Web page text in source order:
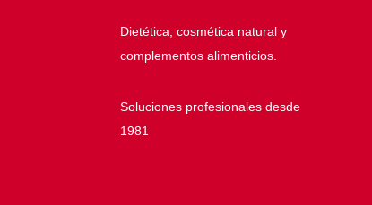
Dietética, cosmética natural y
complementos alimenticios.
Soluciones profesionales desde
1981